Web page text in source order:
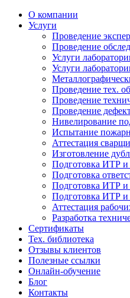
О компании
Услуги
Проведение
Проведение
Услуги
Услуги
Проведение тех.
Проведение
Проведение
Нивелирование
Испытание
Аттестация
Изготовление
Подготовка ИТР и
Подготовка
Подготовка ИТР и
Подготовка ИТР и
Аттестация
Разработка
Сертификаты
Тех. библиотека
Отзывы клиентов
Полезные ссылки
Онлайн-обучение
Блог
Контакты